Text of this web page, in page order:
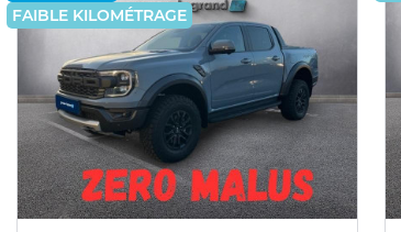
FAIBLE KILOMÉTRAGE